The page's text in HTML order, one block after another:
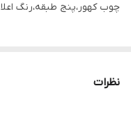
چوب کهور،پنج طبقه،رنگ اعلا
نظرات